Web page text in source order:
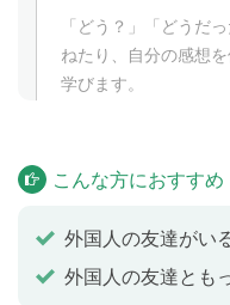
「どう？」「どうだ
ねたり、自分の感想
学びます。
Lesson 4
ねたり、自分の感想
学びます。
こんな方におすすめ
外国人の友達がい
外国人の友達とも